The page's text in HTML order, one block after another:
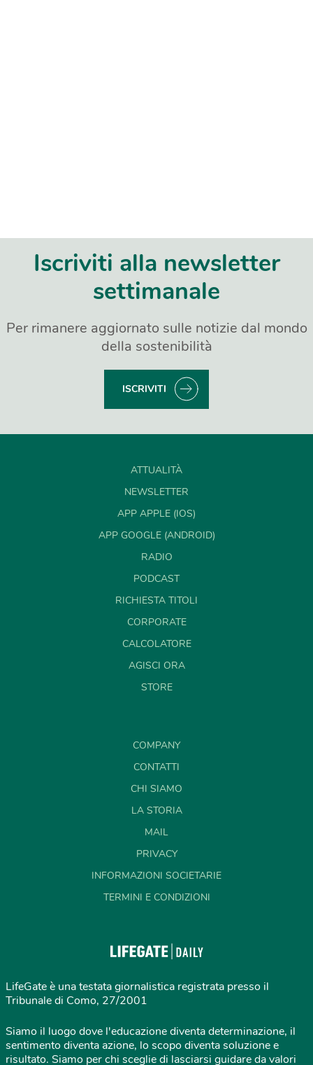
Iscriviti alla newsletter
settimanale
Per rimanere aggiornato sulle notizie dal mondo
della sostenibilità
ISCRIVITI
ATTUALITÀ
NEWSLETTER
APP APPLE (IOS)
APP GOOGLE (ANDROID)
RADIO
PODCAST
RICHIESTA TITOLI
CORPORATE
CALCOLATORE
AGISCI ORA
STORE
COMPANY
CONTATTI
CHI SIAMO
LA STORIA
MAIL
PRIVACY
INFORMAZIONI SOCIETARIE
TERMINI E CONDIZIONI
LifeGate è una testata giornalistica registrata presso il
Tribunale di Como, 27/2001
Siamo il luogo dove l'educazione diventa determinazione, il
sentimento diventa azione, lo scopo diventa soluzione e
risultato. Siamo per chi sceglie di lasciarsi guidare da valori